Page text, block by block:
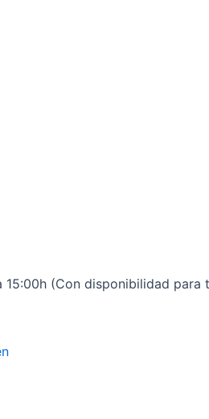
(Con disponibilidad para